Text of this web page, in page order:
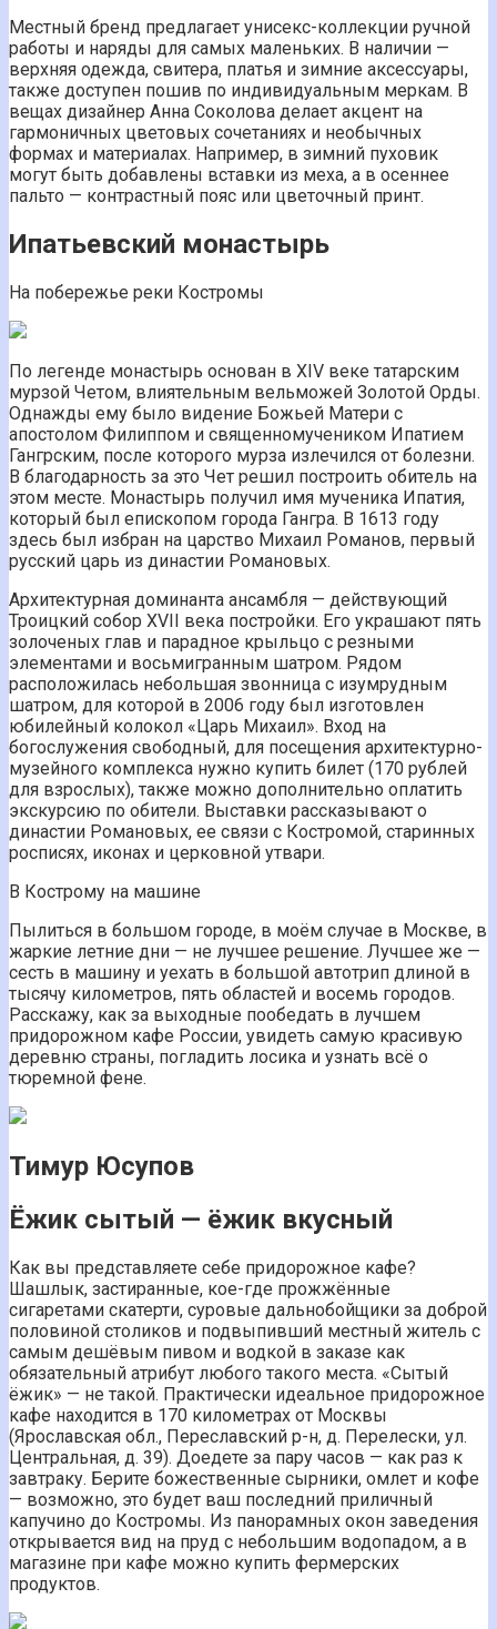
Местный бренд предлагает унисекс-коллекции ручной
работы и наряды для самых маленьких. В наличии —
верхняя одежда, свитера, платья и зимние аксессуары,
также доступен пошив по индивидуальным меркам. В
вещах дизайнер Анна Соколова делает акцент на
гармоничных цветовых сочетаниях и необычных
формах и материалах. Например, в зимний пуховик
могут быть добавлены вставки из меха, а в осеннее
пальто — контрастный пояс или цветочный принт.
Ипатьевский монастырь
На побережье реки Костромы
По легенде монастырь основан в XIV веке татарским
мурзой Четом, влиятельным вельможей Золотой Орды.
Однажды ему было видение Божьей Матери с
апостолом Филиппом и священномучеником Ипатием
Гангрским, после которого мурза излечился от болезни.
В благодарность за это Чет решил построить обитель на
этом месте. Монастырь получил имя мученика Ипатия,
который был епископом города Гангра. В 1613 году
здесь был избран на царство Михаил Романов, первый
русский царь из династии Романовых.
Архитектурная доминанта ансамбля — действующий
Троицкий собор XVII века постройки. Его украшают пять
золоченых глав и парадное крыльцо с резными
элементами и восьмигранным шатром. Рядом
расположилась небольшая звонница с изумрудным
шатром, для которой в 2006 году был изготовлен
юбилейный колокол «Царь Михаил». Вход на
богослужения свободный, для посещения архитектурно-
музейного комплекса нужно купить билет (170 рублей
для взрослых), также можно дополнительно оплатить
экскурсию по обители. Выставки рассказывают о
династии Романовых, ее связи с Костромой, старинных
росписях, иконах и церковной утвари.
В Кострому на машине
Пылиться в большом городе, в моём случае в Москве, в
жаркие летние дни — не лучшее решение. Лучшее же —
сесть в машину и уехать в большой автотрип длиной в
тысячу километров, пять областей и восемь городов.
Расскажу, как за выходные пообедать в лучшем
придорожном кафе России, увидеть самую красивую
деревню страны, погладить лосика и узнать всё о
тюремной фене.
Тимур Юсупов
Ёжик сытый — ёжик вкусный
Как вы представляете себе придорожное кафе?
Шашлык, застиранные, кое-где прожжённые
сигаретами скатерти, суровые дальнобойщики за доброй
половиной столиков и подвыпивший местный житель с
самым дешёвым пивом и водкой в заказе как
обязательный атрибут любого такого места. «Сытый
ёжик» — не такой. Практически идеальное придорожное
кафе находится в 170 километрах от Москвы
(Ярославская обл., Переславский р-н, д. Перелески, ул.
Центральная, д. 39). Доедете за пару часов — как раз к
завтраку. Берите божественные сырники, омлет и кофе
— возможно, это будет ваш последний приличный
капучино до Костромы. Из панорамных окон заведения
открывается вид на пруд с небольшим водопадом, а в
магазине при кафе можно купить фермерских
продуктов.